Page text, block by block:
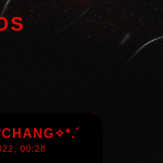
00:28